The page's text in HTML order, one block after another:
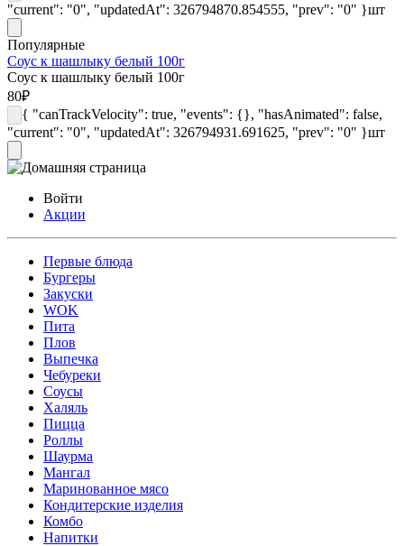
"current": "0", "updatedAt": 326794870.854555, "prev": "0" }шт
Популярные
Соус к шашлыку белый 100г
Соус к шашлыку белый 100г
80₽
{ "canTrackVelocity": true, "events": {}, "hasAnimated": false,
"current": "0", "updatedAt": 326794931.691625, "prev": "0" }шт
Войти
Акции
Первые блюда
Бургеры
Закуски
WOK
Пита
Плов
Выпечка
Чебуреки
Соусы
Халяль
Пицца
Роллы
Шаурма
Мангал
Маринованное мясо
Кондитерские изделия
Комбо
Напитки